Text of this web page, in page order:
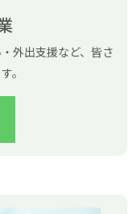
外出支援など、皆さ
。